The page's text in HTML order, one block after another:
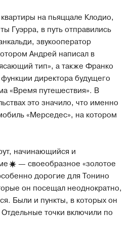
на пьяццале Клодио,
Гуэрра, в путь отправились
звукооператор
Андрей написал в
тип», а также Франко
директора будущего
«Время путешествия». В
это значило, что именно
«Мерседес», на котором
начинающийся и
— своеобразное «золотое
дорогие для Тонино
он посещал неоднократно,
Были и пункты, в которых он
точки включили по